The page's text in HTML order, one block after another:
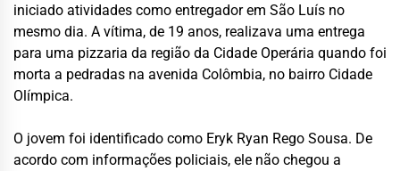
iniciado atividades como entregador em São Luís no
mesmo dia. A vítima, de 19 anos, realizava uma entrega
para uma pizzaria da região da Cidade Operária quando foi
morta a pedradas na avenida Colômbia, no bairro Cidade
Olímpica.
O jovem foi identificado como Eryk Ryan Rego Sousa. De
acordo com informações policiais, ele não chegou a